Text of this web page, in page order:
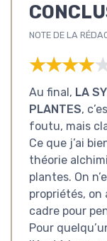
NOTE DE LA
Au final, LA
PLANTES,
foutu, mais
Ce que j’ai
théorie
plantes. On
propriétés, on
cadre pour
Pour